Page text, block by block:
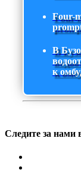
Four-
В
к
Следите за нами